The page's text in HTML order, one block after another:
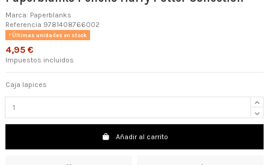
Marca: Paperblanks
Referencia 9781408766002
Últimas unidades en stock
4,95 €
Impuestos incluidos
Caja lapices
Añadir al carrito